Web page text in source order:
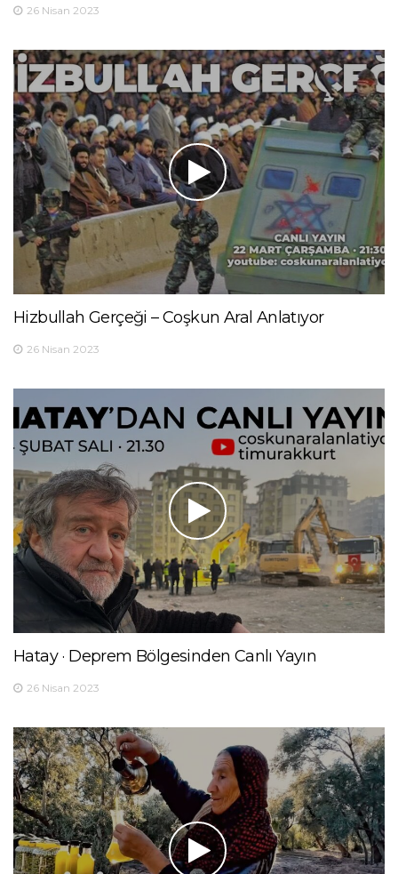
26 Nisan 2023
Hizbullah Gerçeği – Coşkun Aral Anlatıyor
26 Nisan 2023
Hatay · Deprem Bölgesinden Canlı Yayın
26 Nisan 2023